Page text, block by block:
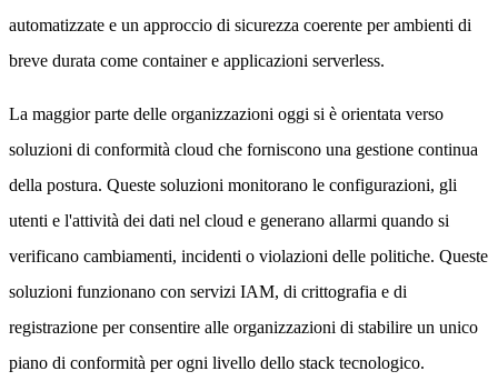
automatizzate e un approccio di sicurezza coerente per ambienti di
breve durata come container e applicazioni serverless.
La maggior parte delle organizzazioni oggi si è orientata verso
soluzioni di conformità cloud che forniscono una gestione continua
della postura. Queste soluzioni monitorano le configurazioni, gli
utenti e l'attività dei dati nel cloud e generano allarmi quando si
verificano cambiamenti, incidenti o violazioni delle politiche. Queste
soluzioni funzionano con servizi IAM, di crittografia e di
registrazione per consentire alle organizzazioni di stabilire un unico
piano di conformità per ogni livello dello stack tecnologico.